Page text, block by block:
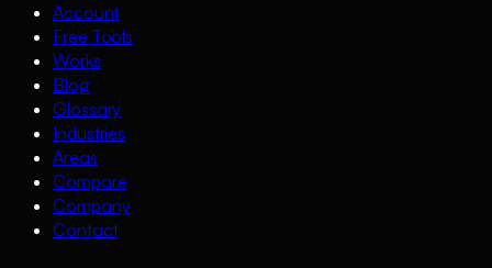
Account
Free Tools
Works
Blog
Glossary
Industries
Areas
Compare
Company
Contact